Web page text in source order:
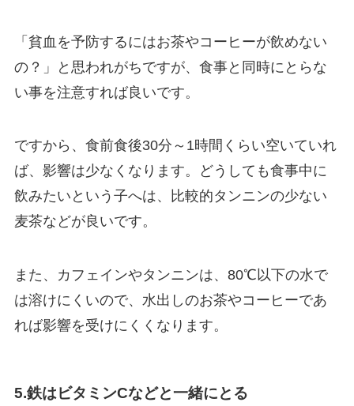
「貧血を予防するにはお茶やコーヒーが飲めない
の？」と思われがちですが、食事と同時にとらな
い事を注意すれば良いです。
ですから、食前食後30分～1時間くらい空いていれ
ば、影響は少なくなります。どうしても食事中に
飲みたいという子へは、比較的タンニンの少ない
麦茶などが良いです。
また、カフェインやタンニンは、80℃以下の水で
は溶けにくいので、水出しのお茶やコーヒーであ
れば影響を受けにくくなります。
5.鉄はビタミンCなどと一緒にとる